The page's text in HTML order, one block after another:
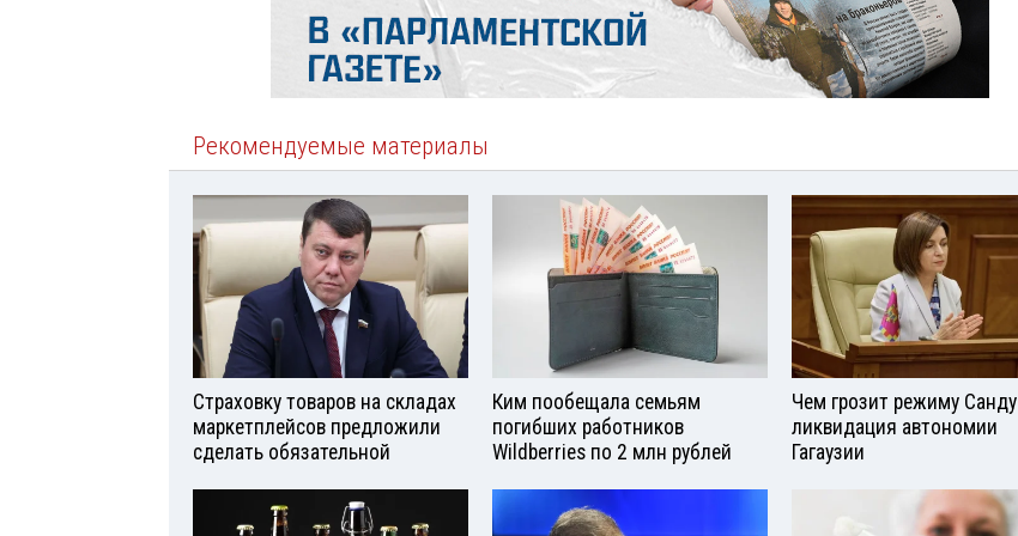
Рекомендуемые материалы
Страховку товаров на складах
маркетплейсов предложили
сделать обязательной
Ким пообещала семьям
погибших работников
Wildberries по 2 млн рублей
Чем грозит режиму Санду
ликвидация автономии
Гагаузии